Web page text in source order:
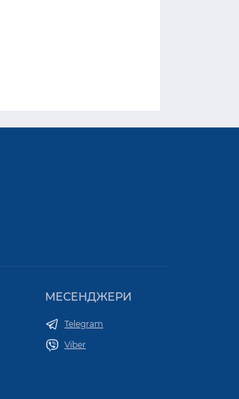
МЕСЕНДЖЕРИ
Telegram
Viber